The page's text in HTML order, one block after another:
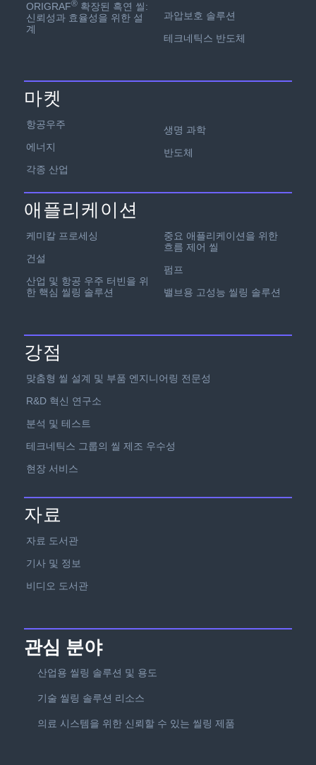
ORIGRAF®확장된 흑연 씰:
신뢰성과 효율성을 위한 설
계
과압보호 솔루션
테크네틱스 반도체
마켓
항공우주
에너지
각종 산업
생명 과학
반도체
애플리케이션
케미칼 프로세싱
건설
산업 및 항공 우주 터빈을 위
한 핵심 씰링 솔루션
중요 애플리케이션을 위한
흐름 제어 씰
펌프
밸브용 고성능 씰링 솔루션
강점
맞춤형 씰 설계 및 부품 엔지니어링 전문성
R&D 혁신 연구소
분석 및 테스트
테크네틱스 그룹의 씰 제조 우수성
현장 서비스
자료
자료 도서관
기사 및 정보
비디오 도서관
관심 분야
산업용 씰링 솔루션 및 용도
기술 씰링 솔루션 리소스
의료 시스템을 위한 신뢰할 수 있는 씰링 제품